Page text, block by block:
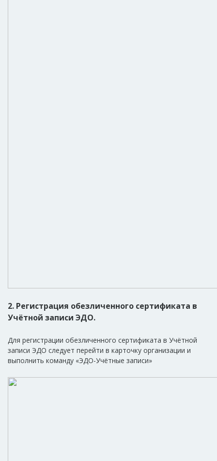
2. Регистрация обезличенного сертификата в
Учётной записи ЭДО.
Для регистрации обезличенного сертификата в Учётной
записи ЭДО следует перейти в карточку организации и
выполнить команду «ЭДО-Учётные записи»